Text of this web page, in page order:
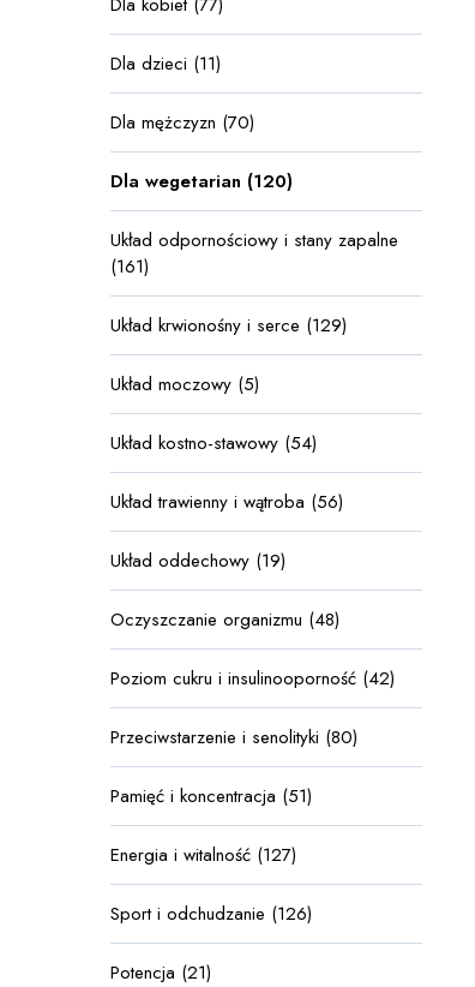
Dla dzieci (11)
Dla mężczyzn (70)
Dla wegetarian (120)
Układ odpornościowy i stany zapalne
(161)
Układ krwionośny i serce (129)
Układ moczowy (5)
Układ kostno-stawowy (54)
Układ trawienny i wątroba (56)
Układ oddechowy (19)
Oczyszczanie organizmu (48)
Poziom cukru i insulinooporność (42)
Przeciwstarzenie i senolityki (80)
Pamięć i koncentracja (51)
Energia i witalność (127)
Sport i odchudzanie (126)
Potencja (21)